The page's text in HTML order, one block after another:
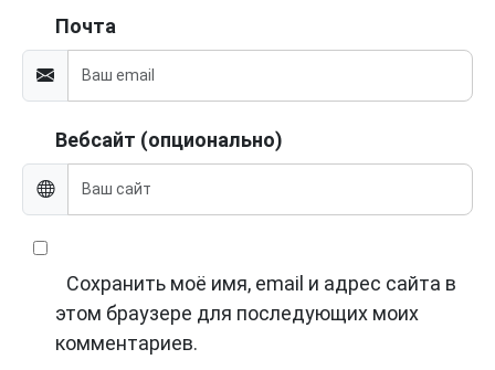
Почта
Вебсайт (опционально)
Сохранить моё имя, email и адрес сайта в
этом браузере для последующих моих
комментариев.